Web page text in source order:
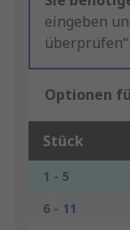
eingeben
Optionen
Stück
1 - 5
6 - 11